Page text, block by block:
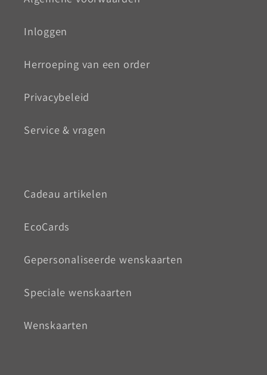
Inloggen
Herroeping van een order
Privacybeleid
Service & vragen
Cadeau artikelen
EcoCards
Gepersonaliseerde wenskaarten
Speciale wenskaarten
Wenskaarten